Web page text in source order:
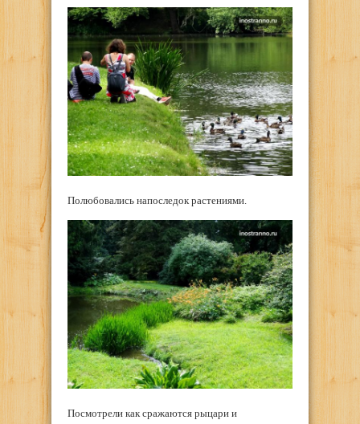
Полюбовались напоследок растениями.
Посмотрели как сражаются рыцари и